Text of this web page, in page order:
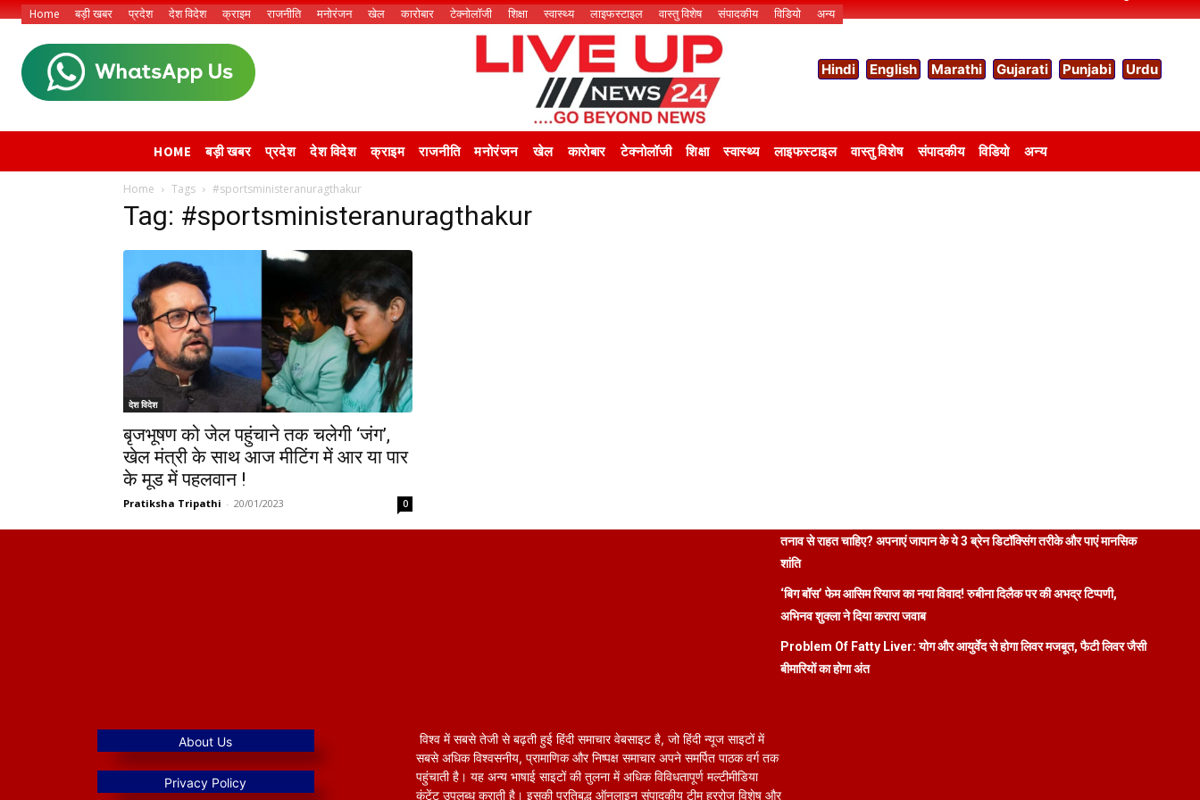
Home बड़ी खबर प्रदेश देश विदेश क्राइम राजनीति मनोरंजन खेल कारोबार टेक्नोलॉजी शिक्षा स्वास्थ्य लाइफस्टाइल वास्तु विशेष संपादकीय विडियो अन्य
Hindi English Marathi Gujarati Punjabi Urdu
HOME बड़ी खबर प्रदेश देश विदेश क्राइम राजनीति मनोरंजन खेल कारोबार टेक्नोलॉजी शिक्षा स्वास्थ्य लाइफस्टाइल वास्तु विशेष संपादकीय विडियो अन्य
Home Tags #sportsministeranuragthakur
Tag: #sportsministeranuragthakur
देश विदेश
बृजभूषण को जेल पहुंचाने तक चलेगी ‘जंग’,
खेल मंत्री के साथ आज मीटिंग में आर या पार
के मूड में पहलवान !
Pratiksha Tripathi - 20/01/2023 0
तनाव से राहत चाहिए? अपनाएं जापान के ये 3 ब्रेन डिटॉक्सिंग तरीके और पाएं मानसिक
शांति
‘बिग बॉस’ फेम आसिम रियाज का नया विवाद! रुबीना दिलैक पर की अभद्र टिप्पणी,
अभिनव शुक्ला ने दिया करारा जवाब
Problem Of Fatty Liver: योग और आयुर्वेद से होगा लिवर मजबूत, फैटी लिवर जैसी
बीमारियों का होगा अंत
विश्व में सबसे तेजी से बढ़ती हुई हिंदी समाचार वेबसाइट है, जो हिंदी न्यूज साइटों में
सबसे अधिक विश्वसनीय, प्रामाणिक और निष्पक्ष समाचार अपने समर्पित पाठक वर्ग तक
पहुंचाती है। यह अन्य भाषाई साइटों की तुलना में अधिक विविधतापूर्ण मल्टीमीडिया
कंटेंट उपलब्ध कराती है। इसकी प्रतिबद्ध ऑनलाइन संपादकीय टीम हररोज विशेष और